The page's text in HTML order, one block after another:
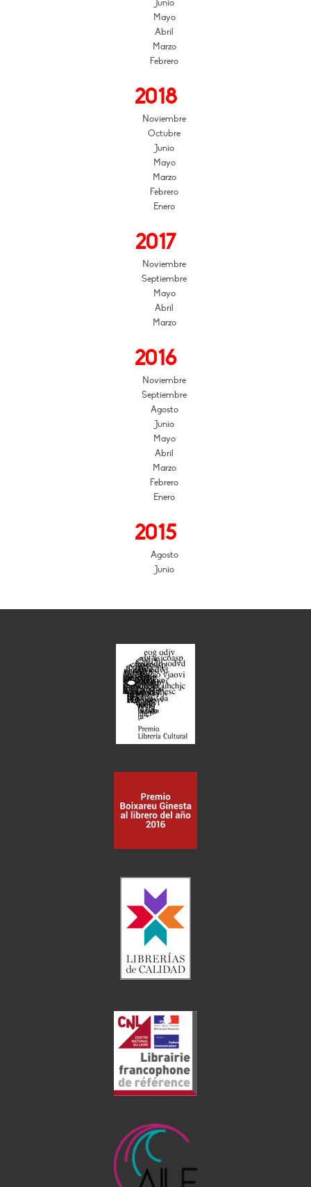
Junio
Mayo
Abril
Marzo
Febrero
2018
Noviembre
Octubre
Junio
Mayo
Marzo
Febrero
Enero
2017
Noviembre
Septiembre
Mayo
Abril
Marzo
2016
Noviembre
Septiembre
Agosto
Junio
Mayo
Abril
Marzo
Febrero
Enero
2015
Agosto
Junio